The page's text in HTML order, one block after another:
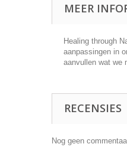
MEER
Healing through
aanpassingen in
aanvullen wat we
RECENSIES
Nog geen